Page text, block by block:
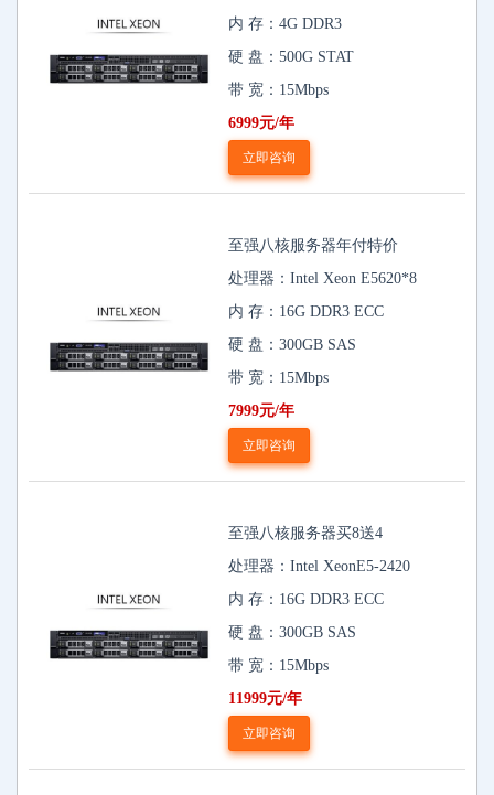
内 存：4G DDR3
硬 盘：500G STAT
带 宽：15Mbps
6999元/年
立即咨询
至强八核服务器年付特价
处理器：Intel Xeon E5620*8
内 存：16G DDR3 ECC
硬 盘：300GB SAS
带 宽：15Mbps
7999元/年
立即咨询
至强八核服务器买8送4
处理器：Intel XeonE5-2420
内 存：16G DDR3 ECC
硬 盘：300GB SAS
带 宽：15Mbps
11999元/年
立即咨询